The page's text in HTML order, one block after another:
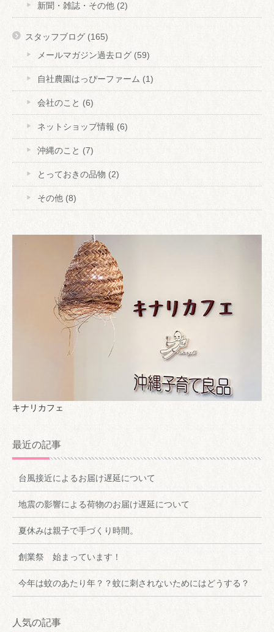
新聞・雑誌・その他 (2)
スタッフブログ (165)
メールマガジン過去ログ (59)
自社農園はっぴーファーム (1)
会社のこと (6)
ネットショップ情報 (6)
沖縄のこと (7)
とっておきの品物 (2)
その他 (8)
キナリカフェ
最近の記事
台風接近によるお届け遅延について
地震の影響による荷物のお届け遅延について
夏休みは親子で手づくり時間。
創業祭 始まっています！
今年は蚊のあたり年？？蚊に刺されないためにはどうする？
人気の記事